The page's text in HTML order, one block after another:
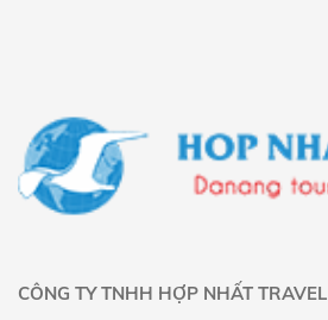
CÔNG TY TNHH HỢP NHẤT TRAVEL